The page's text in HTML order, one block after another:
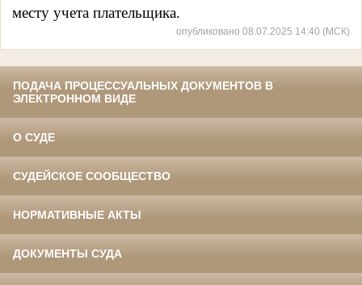
месту учета плательщика.
опубликовано 08.07.2025 14:40 (МСК)
ПОДАЧА ПРОЦЕССУАЛЬНЫХ ДОКУМЕНТОВ В
ЭЛЕКТРОННОМ ВИДЕ
О СУДЕ
СУДЕЙСКОЕ СООБЩЕСТВО
НОРМАТИВНЫЕ АКТЫ
ДОКУМЕНТЫ СУДА